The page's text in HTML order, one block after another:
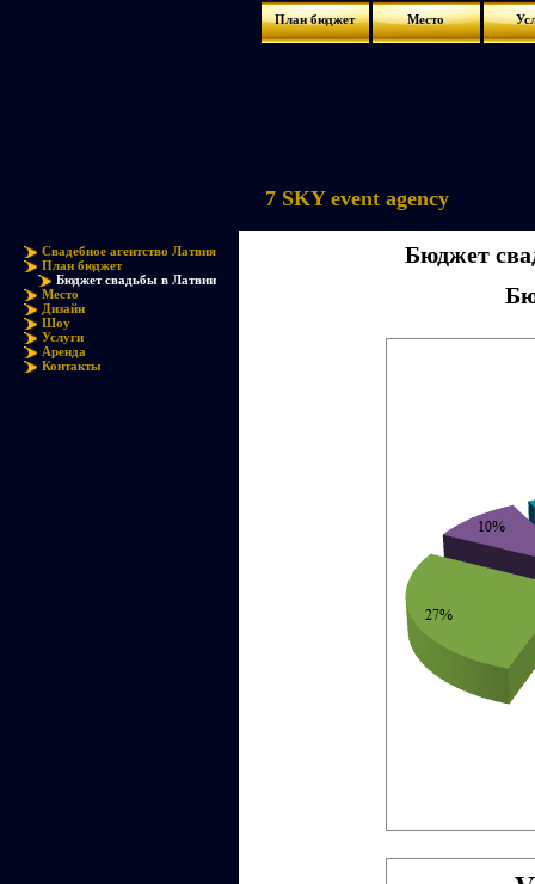
План бюджет Место
Свадебное агентство Латвия
План бюджет
Бюджет свадьбы в Латвии
Место
Дизайн
Шоу
Услуги
Аренда
Контакты
7 SKY event agency
Бюджет